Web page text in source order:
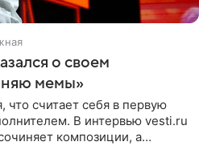
о своем
мемы»
что считает себя в первую
В интервью vesti.ru
композиции, а